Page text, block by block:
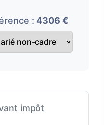
: 4306 €
impôt